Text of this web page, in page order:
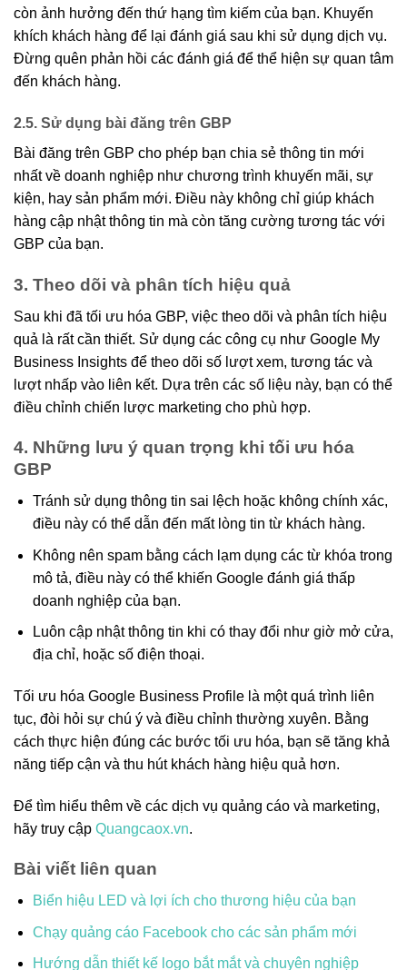
còn ảnh hưởng đến thứ hạng tìm kiếm của bạn. Khuyến
khích khách hàng để lại đánh giá sau khi sử dụng dịch vụ.
Đừng quên phản hồi các đánh giá để thể hiện sự quan tâm
đến khách hàng.
2.5. Sử dụng bài đăng trên GBP
Bài đăng trên GBP cho phép bạn chia sẻ thông tin mới
nhất về doanh nghiệp như chương trình khuyến mãi, sự
kiện, hay sản phẩm mới. Điều này không chỉ giúp khách
hàng cập nhật thông tin mà còn tăng cường tương tác với
GBP của bạn.
3. Theo dõi và phân tích hiệu quả
Sau khi đã tối ưu hóa GBP, việc theo dõi và phân tích hiệu
quả là rất cần thiết. Sử dụng các công cụ như Google My
Business Insights để theo dõi số lượt xem, tương tác và
lượt nhấp vào liên kết. Dựa trên các số liệu này, bạn có thể
điều chỉnh chiến lược marketing cho phù hợp.
4. Những lưu ý quan trọng khi tối ưu hóa
GBP
Tránh sử dụng thông tin sai lệch hoặc không chính xác,
điều này có thể dẫn đến mất lòng tin từ khách hàng.
Không nên spam bằng cách lạm dụng các từ khóa trong
mô tả, điều này có thể khiến Google đánh giá thấp
doanh nghiệp của bạn.
Luôn cập nhật thông tin khi có thay đổi như giờ mở cửa,
địa chỉ, hoặc số điện thoại.
Tối ưu hóa Google Business Profile là một quá trình liên
tục, đòi hỏi sự chú ý và điều chỉnh thường xuyên. Bằng
cách thực hiện đúng các bước tối ưu hóa, bạn sẽ tăng khả
năng tiếp cận và thu hút khách hàng hiệu quả hơn.
Để tìm hiểu thêm về các dịch vụ quảng cáo và marketing,
hãy truy cập Quangcaox.vn.
Bài viết liên quan
Biển hiệu LED và lợi ích cho thương hiệu của bạn
Chạy quảng cáo Facebook cho các sản phẩm mới
Hướng dẫn thiết kế logo bắt mắt và chuyên nghiệp